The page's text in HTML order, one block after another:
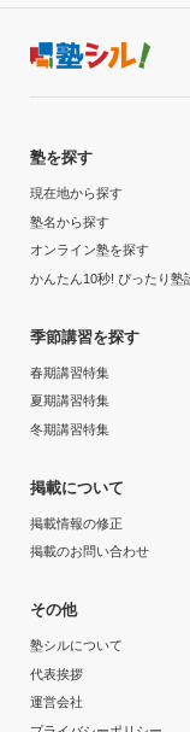
ご連絡いただけ
能性がございますので、
今は高２で、大
結果はこれから
いる。
塾からの返信
そして高評価を
「実力テスト等
ートさせていた
今後も何かお困
高校1年
受講コース
---
1日あたりの授業
---
月額料金
目的の達成理由
通塾途中なため
から鑑みるにい
塾を探す
現在地から探す
塾名から探す
オンライン塾を探す
かんたん10秒! ぴったり塾
季節講習を探す
春期講習特集
夏期講習特集
冬期講習特集
掲載について
掲載情報の修正
掲載のお問い合わせ
その他
塾シルについて
代表挨拶
運営会社